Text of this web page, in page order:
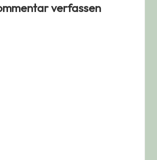
verfassen